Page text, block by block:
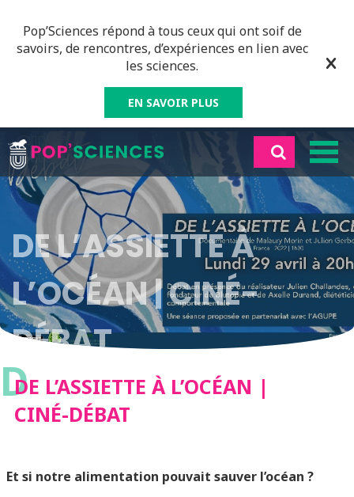
Pop’Sciences répond à tous ceux qui ont soif de
savoirs, de rencontres, d’expériences en lien avec
les sciences.
EN SAVOIR PLUS
DE L’ASSIETTE À
L’OCÉAN | CINÉ-
DÉBAT
DDE L’ASSIETTE À L’OCÉAN |
CINÉ-DÉBAT
Et si notre alimentation pouvait sauver l’océan ?